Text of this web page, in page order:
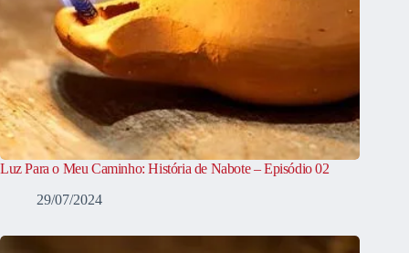
Luz Para o Meu Caminho: História de Nabote – Episódio 02
29/07/2024